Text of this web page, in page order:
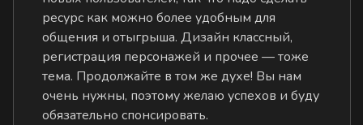
ресурс как можно более удобным для
общения и отыгрыша. Дизайн классный,
регистрация персонажей и прочее — тоже
тема. Продолжайте в том же духе! Вы нам
очень нужны, поэтому желаю успехов и буду
обязательно спонсировать.